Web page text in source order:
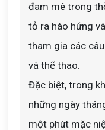
đam mê trong
tỏ ra hào hứng
tham gia các
và thể thao.
Đặc biệt, trong
những ngày
một phút mặc